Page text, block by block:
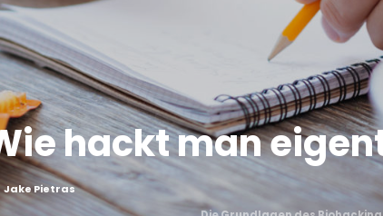
hackt man
Jake Pietras